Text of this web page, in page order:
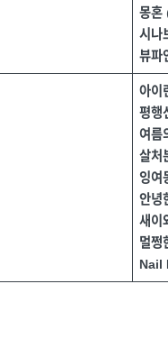
몽혼
시나
뷰파
아이
평행
여름
살처
잉여
안녕
새이
멀쩡
Nail